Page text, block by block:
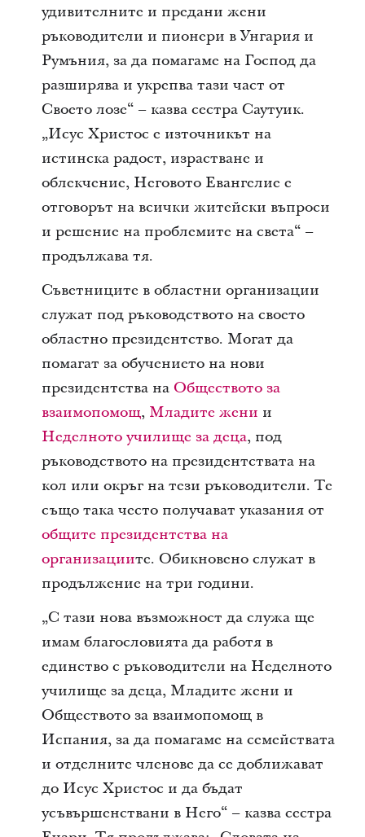
удивителните и предани жени
ръководители и пионери в Унгария и
Румъния, за да помагаме на Господ да
разширява и укрепва тази част от
Своето лозе“ – казва сестра Саутуик.
„Исус Христос е източникът на
истинска радост, израстване и
облекчение, Неговото Евангелие е
отговорът на всички житейски въпроси
и решение на проблемите на света“ –
продължава тя.
Съветниците в областни организации
служат под ръководството на своето
областно президентство. Могат да
помагат за обучението на нови
президентства на Обществото за
взаимопомощ, Младите жени и
Неделното училище за деца, под
ръководството на президентствата на
кол или окръг на тези ръководители. Те
също така често получават указания от
общите президентства на
организациите. Обикновено служат в
продължение на три години.
„С тази нова възможност да служа ще
имам благословията да работя в
единство с ръководители на Неделното
училище за деца, Младите жени и
Обществото за взаимопомощ в
Испания, за да помагаме на семействата
и отделните членове да се доближават
до Исус Христос и да бъдат
усъвършенствани в Него“ – казва сестра